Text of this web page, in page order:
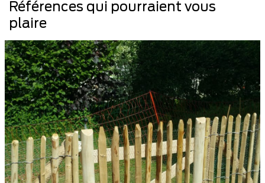
Références qui pourraient vous
plaire